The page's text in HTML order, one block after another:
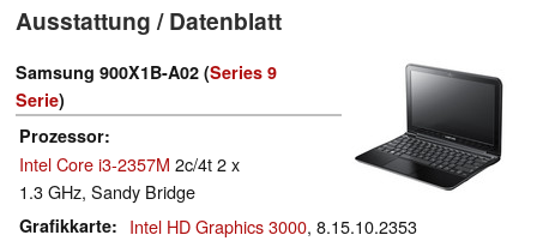
Forum
Ausstattung / Datenblatt
Samsung 900X1B-A02 (Series 9
Serie)
Prozessor
Intel Core i3-2357M 2c/4t 2 x
1.3 GHz, Sandy Bridge
Grafikkarte Intel HD Graphics 3000, 8.15.10.2353